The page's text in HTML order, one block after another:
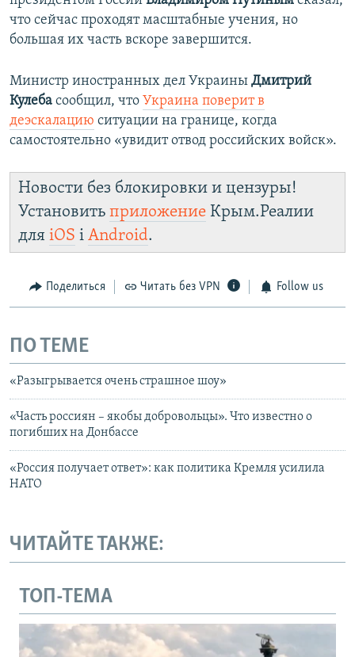
что сейчас проходят масштабные учения, но
большая их часть вскоре завершится.
Министр иностранных дел Украины Дмитрий
Кулеба сообщил, что Украина поверит в
деэскалацию ситуации на границе, когда
самостоятельно «увидит отвод российских войск».
Новости без блокировки и цензуры!
Установить приложение Крым.Реалии
для iOS і Android.
Поделиться Читать без VPN Follow us
ПО ТЕМЕ
«Разыгрывается очень страшное шоу»
«Часть россиян – якобы добровольцы». Что известно о
погибших на Донбассе
«Россия получает ответ»: как политика Кремля усилила
НАТО
ЧИТАЙТЕ ТАКЖЕ:
ТОП-ТЕМА